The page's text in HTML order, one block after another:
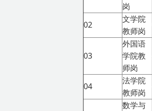
岗
02
文学院
教师岗
03
外国语
学院教
师岗
04
法学院
教师岗
数学与